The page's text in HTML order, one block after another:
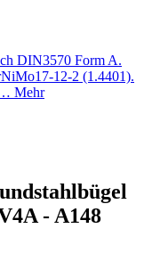
DIN3570 Form A.
12-2 (1.4401).
Mehr
- A148